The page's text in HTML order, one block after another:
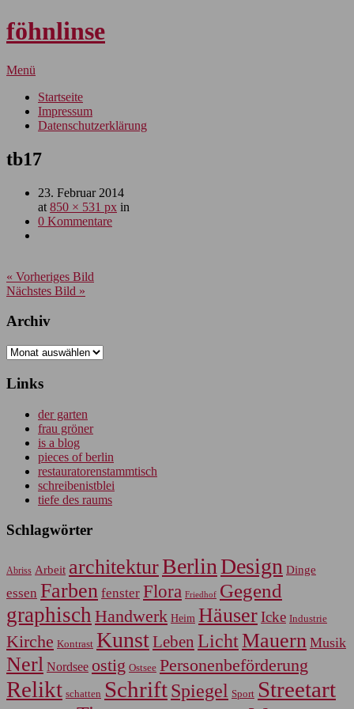
föhnlinse
Menü
Startseite
Impressum
Datenschutzerklärung
tb17
23. Februar 2014
at 850 × 531 px in
0 Kommentare
« Vorheriges Bild
Nächstes Bild »
Archiv
Archiv
Links
der garten
frau gröner
is a blog
pieces of berlin
restauratorenstammtisch
schreibenistblei
tiefe des raums
Schlagwörter
Abriss Arbeit architekturBerlin Design Dinge
essen Farben fenster Flora Friedhof Gegend
graphisch Handwerk Heim HäuserIcke Industrie
Kirche Kontrast KunstLeben LichtMauern Musik
Nerl Nordsee ostig Ostsee Personenbeförderung
Relikt schatten SchriftSpiegel Sport Streetart